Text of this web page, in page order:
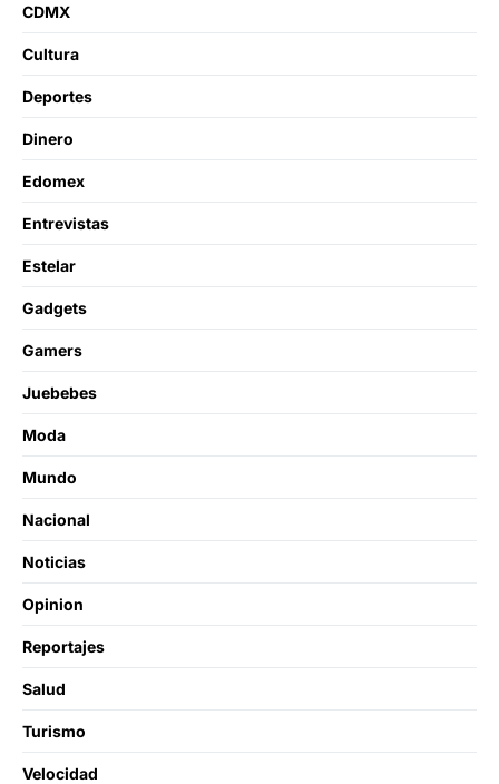
CDMX
Cultura
Deportes
Dinero
Edomex
Entrevistas
Estelar
Gadgets
Gamers
Juebebes
Moda
Mundo
Nacional
Noticias
Opinion
Reportajes
Salud
Turismo
Velocidad